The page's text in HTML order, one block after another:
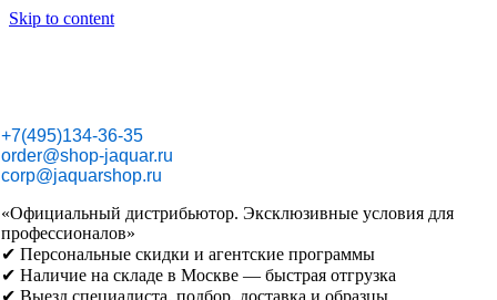
Skip to content
+7(495)134-36-35
order@shop-jaquar.ru
corp@jaquarshop.ru
«Официальный дистрибьютор. Эксклюзивные условия для
профессионалов»
✔ Персональные скидки и агентские программы
✔ Наличие на складе в Москве — быстрая отгрузка
✔ Выезд специалиста, подбор, доставка и образцы